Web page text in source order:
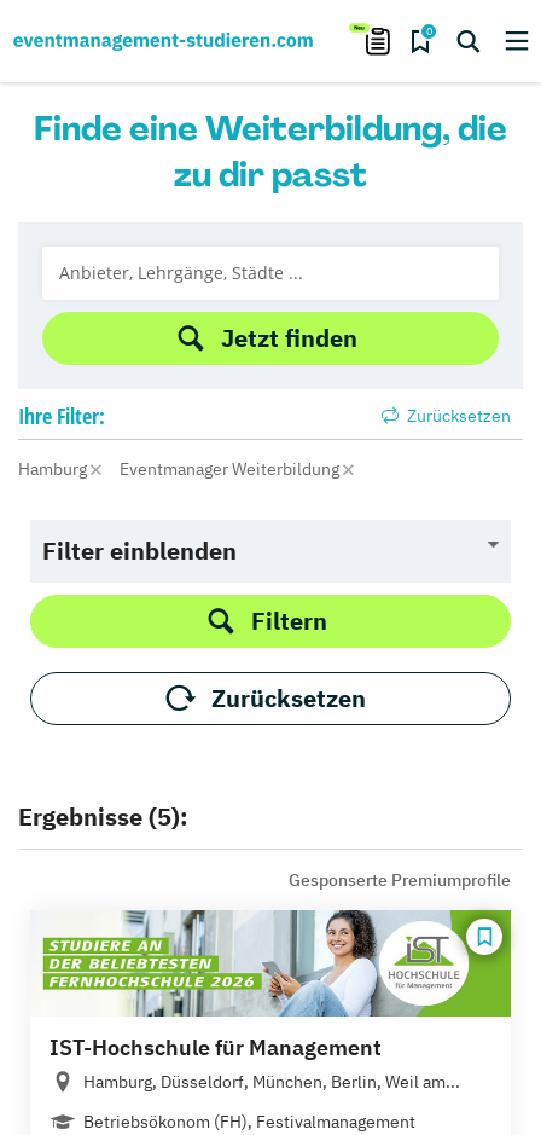
0
Finde eine Weiterbildung, die
zu dir passt
Jetzt finden
Ihre Filter: Zurücksetzen
Hamburg Eventmanager Weiterbildung
Filter einblenden
Filtern
Zurücksetzen
Ergebnisse (5):
Gesponserte Premiumprofile
IST-Hochschule für Management
Hamburg, Düsseldorf, München, Berlin, Weil am...
Betriebsökonom (FH), Festivalmanagement